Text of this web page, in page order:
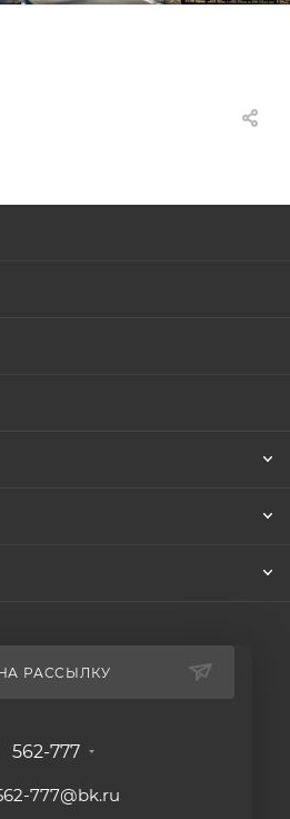
РАССЫЛКУ
562-777
777@bk.ru